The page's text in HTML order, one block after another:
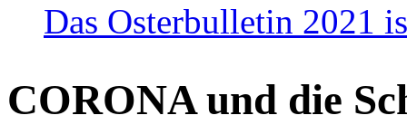
Das Osterbulletin 2021
CORONA und die